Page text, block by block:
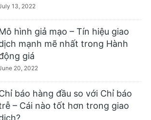
13, 2022
hình giả mạo – Tín hiệu giao
mạnh mẽ nhất trong Hành
giá
20, 2022
báo hàng đầu so với Chỉ báo
– Cái nào tốt hơn trong giao